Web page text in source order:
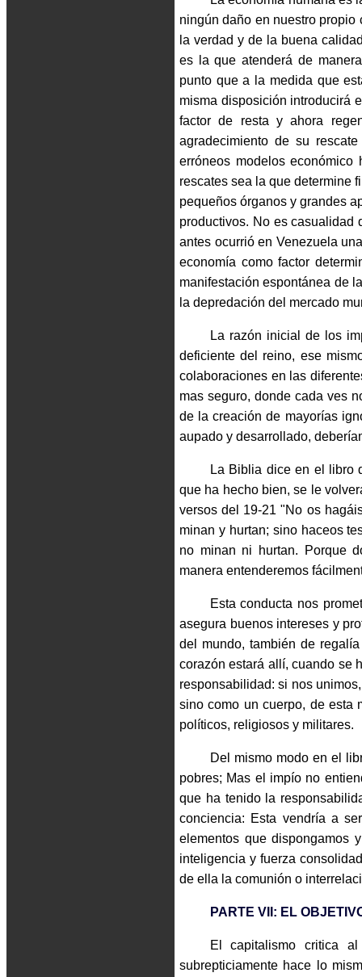
ningún daño en nuestro
la verdad y de la buena
es la que atenderá de
punto que a la medida que
misma disposición introducirá
factor de resta y ahora
agradecimiento de su
erróneos modelos
rescates sea la que determine
pequeños órganos y grandes
productivos. No es casualidad
antes ocurrió en Venezuela
economía como factor
manifestación espontánea de
la depredación del mercado
La razón inicial de los
deficiente del reino, ese
colaboraciones en las
mas seguro, donde cada ves
de la creación de mayorías
aupado y desarrollado,
La Biblia dice en el libro
que ha hecho bien, se le
versos del 19-21 "No os
minan y hurtan; sino haceos
no minan ni hurtan. Porque
manera entenderemos
Esta conducta nos
asegura buenos intereses y
del mundo, también de
corazón estará allí, cuando se
responsabilidad: si nos
sino como un cuerpo, de esta
políticos, religiosos y militares.
Del mismo modo en el
pobres; Mas el impío no
que ha tenido la
conciencia: Esta vendría a
elementos que dispongamos
inteligencia y fuerza
de ella la comunión o
PARTE VII: EL
El capitalismo critica
subrepticiamente hace lo